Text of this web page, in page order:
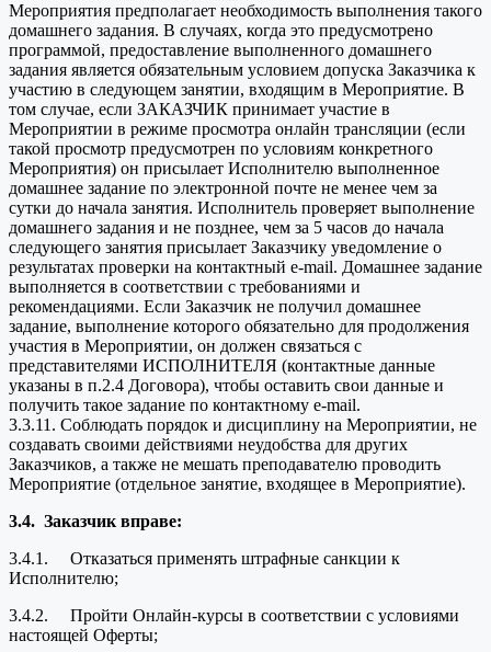
Мероприятия предполагает необходимость выполнения такого
домашнего задания. В случаях, когда это предусмотрено
программой, предоставление выполненного домашнего
задания является обязательным условием допуска Заказчика к
участию в следующем занятии, входящим в Мероприятие. В
том случае, если ЗАКАЗЧИК принимает участие в
Мероприятии в режиме просмотра онлайн трансляции (если
такой просмотр предусмотрен по условиям конкретного
Мероприятия) он присылает Исполнителю выполненное
домашнее задание по электронной почте не менее чем за
сутки до начала занятия. Исполнитель проверяет выполнение
домашнего задания и не позднее, чем за 5 часов до начала
следующего занятия присылает Заказчику уведомление о
результатах проверки на контактный e-mail. Домашнее задание
выполняется в соответствии с требованиями и
рекомендациями. Если Заказчик не получил домашнее
задание, выполнение которого обязательно для продолжения
участия в Мероприятии, он должен связаться с
представителями ИСПОЛНИТЕЛЯ (контактные данные
указаны в п.2.4 Договора), чтобы оставить свои данные и
получить такое задание по контактному e-mail.
3.3.11. Соблюдать порядок и дисциплину на Мероприятии, не
создавать своими действиями неудобства для других
Заказчиков, а также не мешать преподавателю проводить
Мероприятие (отдельное занятие, входящее в Мероприятие).
3.4. Заказчик вправе:
3.4.1. Отказаться применять штрафные санкции к
Исполнителю;
3.4.2. Пройти Онлайн-курсы в соответствии с условиями
настоящей Оферты;